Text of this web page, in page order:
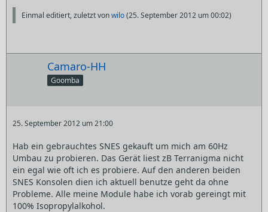
Einmal editiert, zuletzt vonwilo(25. September 2012 um 00:02)
Camaro-HH
Goomba
25. September 2012 um 21:00
Hab ein gebrauchtes SNES gekauft um mich am 60Hz
Umbau zu probieren. Das Gerät liest zB Terranigma nicht
ein egal wie oft ich es probiere. Auf den anderen beiden
SNES Konsolen dien ich aktuell benutze geht da ohne
Probleme. Alle meine Module habe ich vorab gereingt mit
100% Isopropylalkohol.